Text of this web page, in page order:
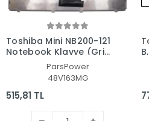
Toshiba Mini NB200-121
Notebook Klavye (Gri
ParsPower
48V163MG
515,81 TL